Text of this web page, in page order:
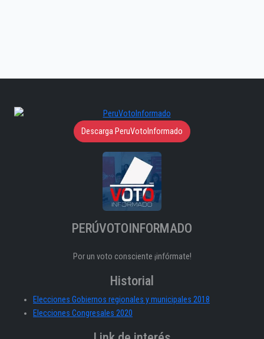
Descarga PeruVotoInformado
PERÚVOTOINFORMADO
Por un voto consciente ¡infórmate!
Historial
Elecciones Gobiernos regionales y municipales 2018
Elecciones Congresales 2020